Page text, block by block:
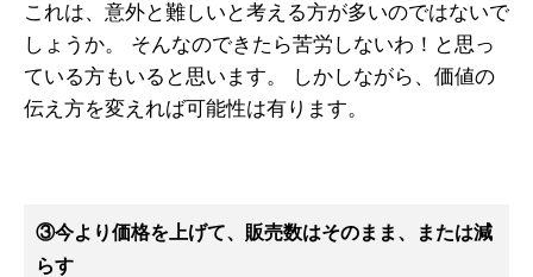
これは、意外と難しいと考える方が多いのではないで
しょうか。
そんなのできたら苦労しないわ！と思っ
ている方もいると思います。
しかしながら、価値の
伝え方を変えれば可能性は有ります。
③今より価格を上げて、販売数はそのまま、または減
らす